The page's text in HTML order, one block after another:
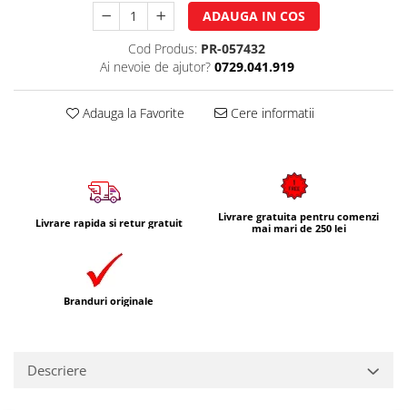
ADAUGA IN COS
Cod Produs: PR-057432
Ai nevoie de ajutor? 0729.041.919
Adauga la Favorite Cere informatii
Livrare rapida si retur gratuit
Livrare gratuita pentru comenzi
mai mari de 250 lei
Branduri originale
Descriere